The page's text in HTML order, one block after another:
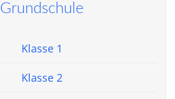
Grundschule
Klasse 1
Klasse 2